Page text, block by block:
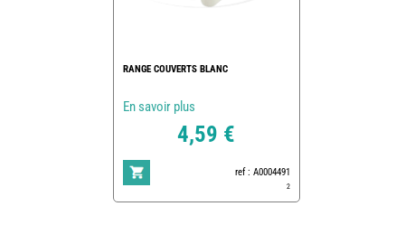
RANGE COUVERTS BLANC
En savoir plus
4,59 €
ref : A0004491
2